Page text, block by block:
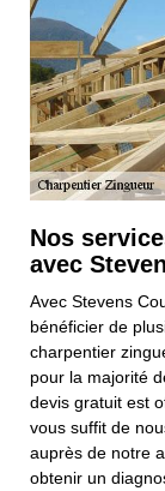
Nos
avec
Avec Stevens
bénéficier de
charpentier
pour la majorité
devis gratuit est
vous suffit de
auprès de notre
obtenir un